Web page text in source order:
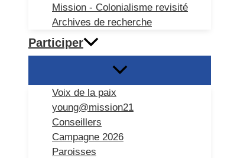
Mission - Colonialisme revisité
Archives de recherche
Participer
Voix de la paix
young@mission21
Conseillers
Campagne 2026
Paroisses